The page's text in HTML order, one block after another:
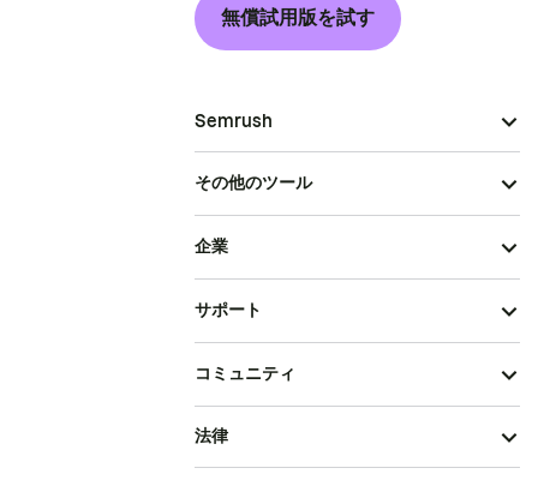
無償試用版を試す
Semrush
その他のツール
企業
サポート
コミュニティ
法律